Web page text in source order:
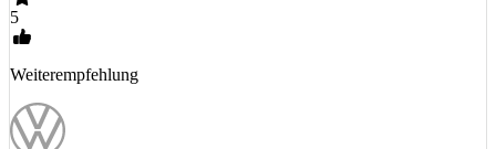
5
Weiterempfehlung